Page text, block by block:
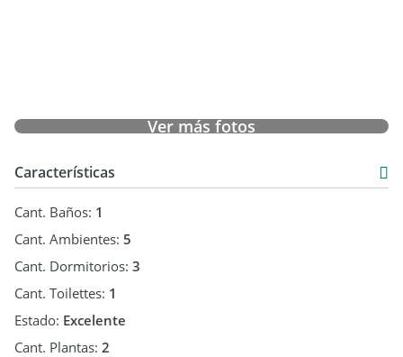
Ver más fotos
Características
Cant. Baños: 1
Cant. Ambientes: 5
Cant. Dormitorios: 3
Cant. Toilettes: 1
Estado: Excelente
Cant. Plantas: 2